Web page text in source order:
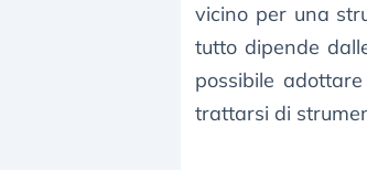
vicino per una
tutto dipende
possibile
trattarsi di